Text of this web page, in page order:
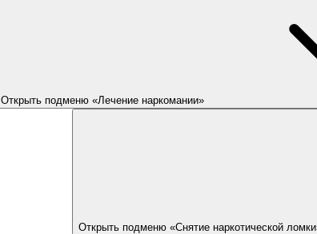
Открыть подменю «Лечение наркомании»
Открыть подменю «Снятие наркотической